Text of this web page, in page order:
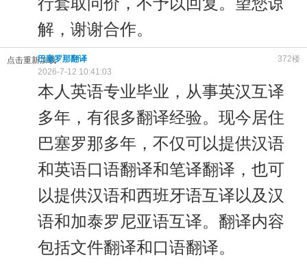
解，谢谢合作。
点击重新加载 372楼
巴塞罗那翻译
2026-7-12 10:41:03
本人英语专业毕业，从事英汉互译
多年，有很多翻译经验。现今居住
巴塞罗那多年，不仅可以提供汉语
和英语口语翻译和笔译翻译，也可
以提供汉语和西班牙语互译以及汉
语和加泰罗尼亚语互译。翻译内容
包括文件翻译和口语翻译。